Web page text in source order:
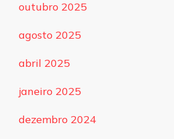
outubro 2025
agosto 2025
abril 2025
janeiro 2025
dezembro 2024